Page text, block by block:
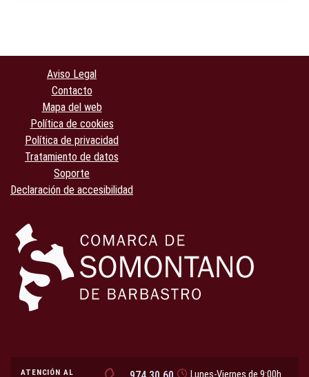
Aviso Legal
Contacto
Mapa del web
Política de cookies
Política de privacidad
Tratamiento de datos
Soporte
Declaración de accesibilidad
ATENCIÓN AL Lunes-Viernes de 9:00h